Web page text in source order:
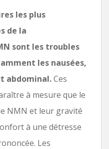
les plus
de la
sont les troubles
les nausées,
abdominal.Ces
à mesure que le
NMN et leur gravité
à une détresse
Les